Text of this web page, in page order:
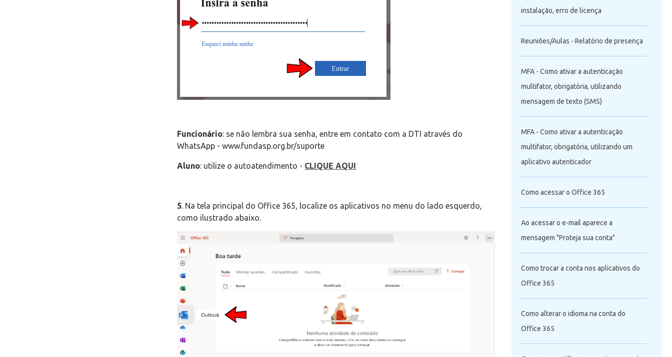
Funcionário: se não lembra sua senha, entre em contato com a DTI através do
WhatsApp - www.fundasp.org.br/suporte
Aluno: utilize o autoatendimento - CLIQUE AQUI
5. Na tela principal do Office 365, localize os aplicativos no menu do lado esquerdo,
como ilustrado abaixo.
instalação, erro de licença
Reuniões/Aulas - Relatório de presença
MFA - Como ativar a autenticação
multifator, obrigatória, utilizando
mensagem de texto (SMS)
MFA - Como ativar a autenticação
multifator, obrigatória, utilizando um
aplicativo autenticador
Como acessar o Office 365
Ao acessar o e-mail aparece a
mensagem "Proteja sua conta"
Como trocar a conta nos aplicativos do
Office 365
Como alterar o idioma na conta do
Office 365